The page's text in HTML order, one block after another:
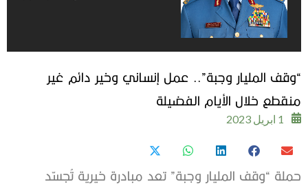
“وقف المليار وجبة”.. عمل إنساني وخير دائم غير
منقطع خلال الأيام الفضيلة
1 ابريل 2023
حملة “وقف المليار وجبة” تعد مبادرة خيرية تُجسّد